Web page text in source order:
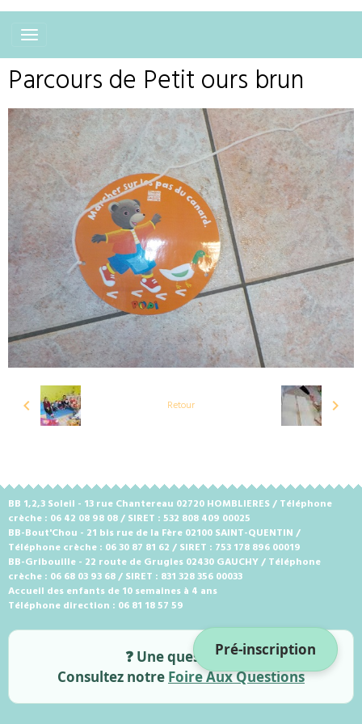
Pré-inscription
Parcours de Petit ours brun
Retour
BB 1,2,3 Soleil - 13 rue Chantereau 02720 HOMBLIERES / Téléphone
crèche : 06 42 08 98 08 / SIRET : 532 808 409 00025
BB-Bout'Chou - 21 bis rue de la Fère 02100 SAINT-QUENTIN /
Téléphone crèche : 06 30 87 81 62 / SIRET : 753 178 896 00019
BB-Gribouille - 22 route de Grugies 02430 GAUCHY / Téléphone
crèche : 06 68 03 93 68 / SIRET : 831 328 356 00033
Accueil des enfants de 10 semaines à 4 ans
Téléphone direction : 06 81 18 57 59
❓ Une question ?
Consultez notre Foire Aux Questions